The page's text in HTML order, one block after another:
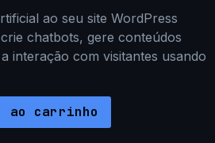
ao seu site WordPress
chatbots, gere conteúdos
interação com visitantes usando
ao carrinho